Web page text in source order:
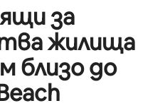
за
жилища
близо до